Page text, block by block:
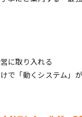
に取り入れる
で「動くシステム」